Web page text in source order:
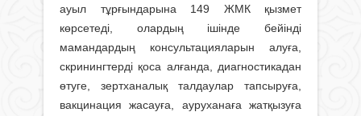
ауыл тұрғындарына 149 ЖМК қызмет
көрсетеді, олардың ішінде бейінді
мамандардың консультацияларын алуға,
скринингтерді қоса алғанда, диагностикадан
өтуге, зертханалық талдаулар тапсыруға,
вакцинация жасауға, ауруханаға жатқызуға